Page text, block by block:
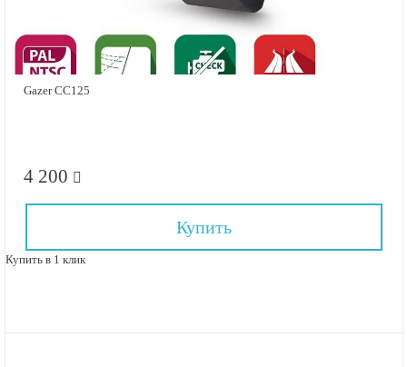
Gazer CC125
4 200
Купить
Купить в 1 клик